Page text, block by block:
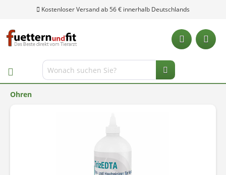
Kostenloser Versand ab 56 € innerhalb Deutschlands
Ohren